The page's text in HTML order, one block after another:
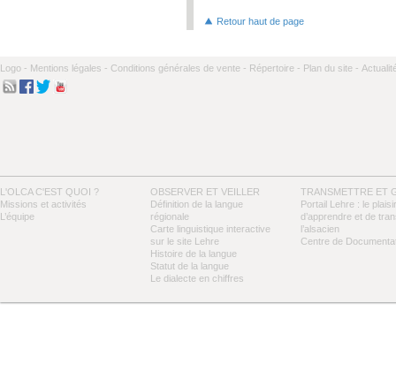
Retour haut de page
Logo - Mentions légales - Conditions générales de vente - Répertoire - Plan du site -
L'OLCA C'EST QUOI ?
Missions et activités
L’équipe
OBSERVER ET VEILLER
Définition de la langue
régionale
Carte linguistique interactive
sur le site Lehre
Histoire de la langue
Statut de la langue
Le dialecte en chiffres
TRANSMETTRE ET
Portail Lehre : le plaisir
d’apprendre et de
l’alsacien
Centre de